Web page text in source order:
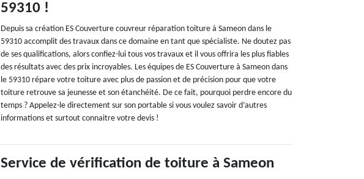
59310 !
Depuis sa création ES Couverture couvreur réparation toiture à Sameon dans le
59310 accomplit des travaux dans ce domaine en tant que spécialiste. Ne doutez pas
de ses qualifications, alors confiez-lui tous vos travaux et il vous offrira les plus fiables
des résultats avec des prix incroyables. Les équipes de ES Couverture à Sameon dans
le 59310 répare votre toiture avec plus de passion et de précision pour que votre
toiture retrouve sa jeunesse et son étanchéité. De ce fait, pourquoi perdre encore du
temps ? Appelez-le directement sur son portable si vous voulez savoir d’autres
informations et surtout connaitre votre devis !
Service de vérification de toiture à Sameon